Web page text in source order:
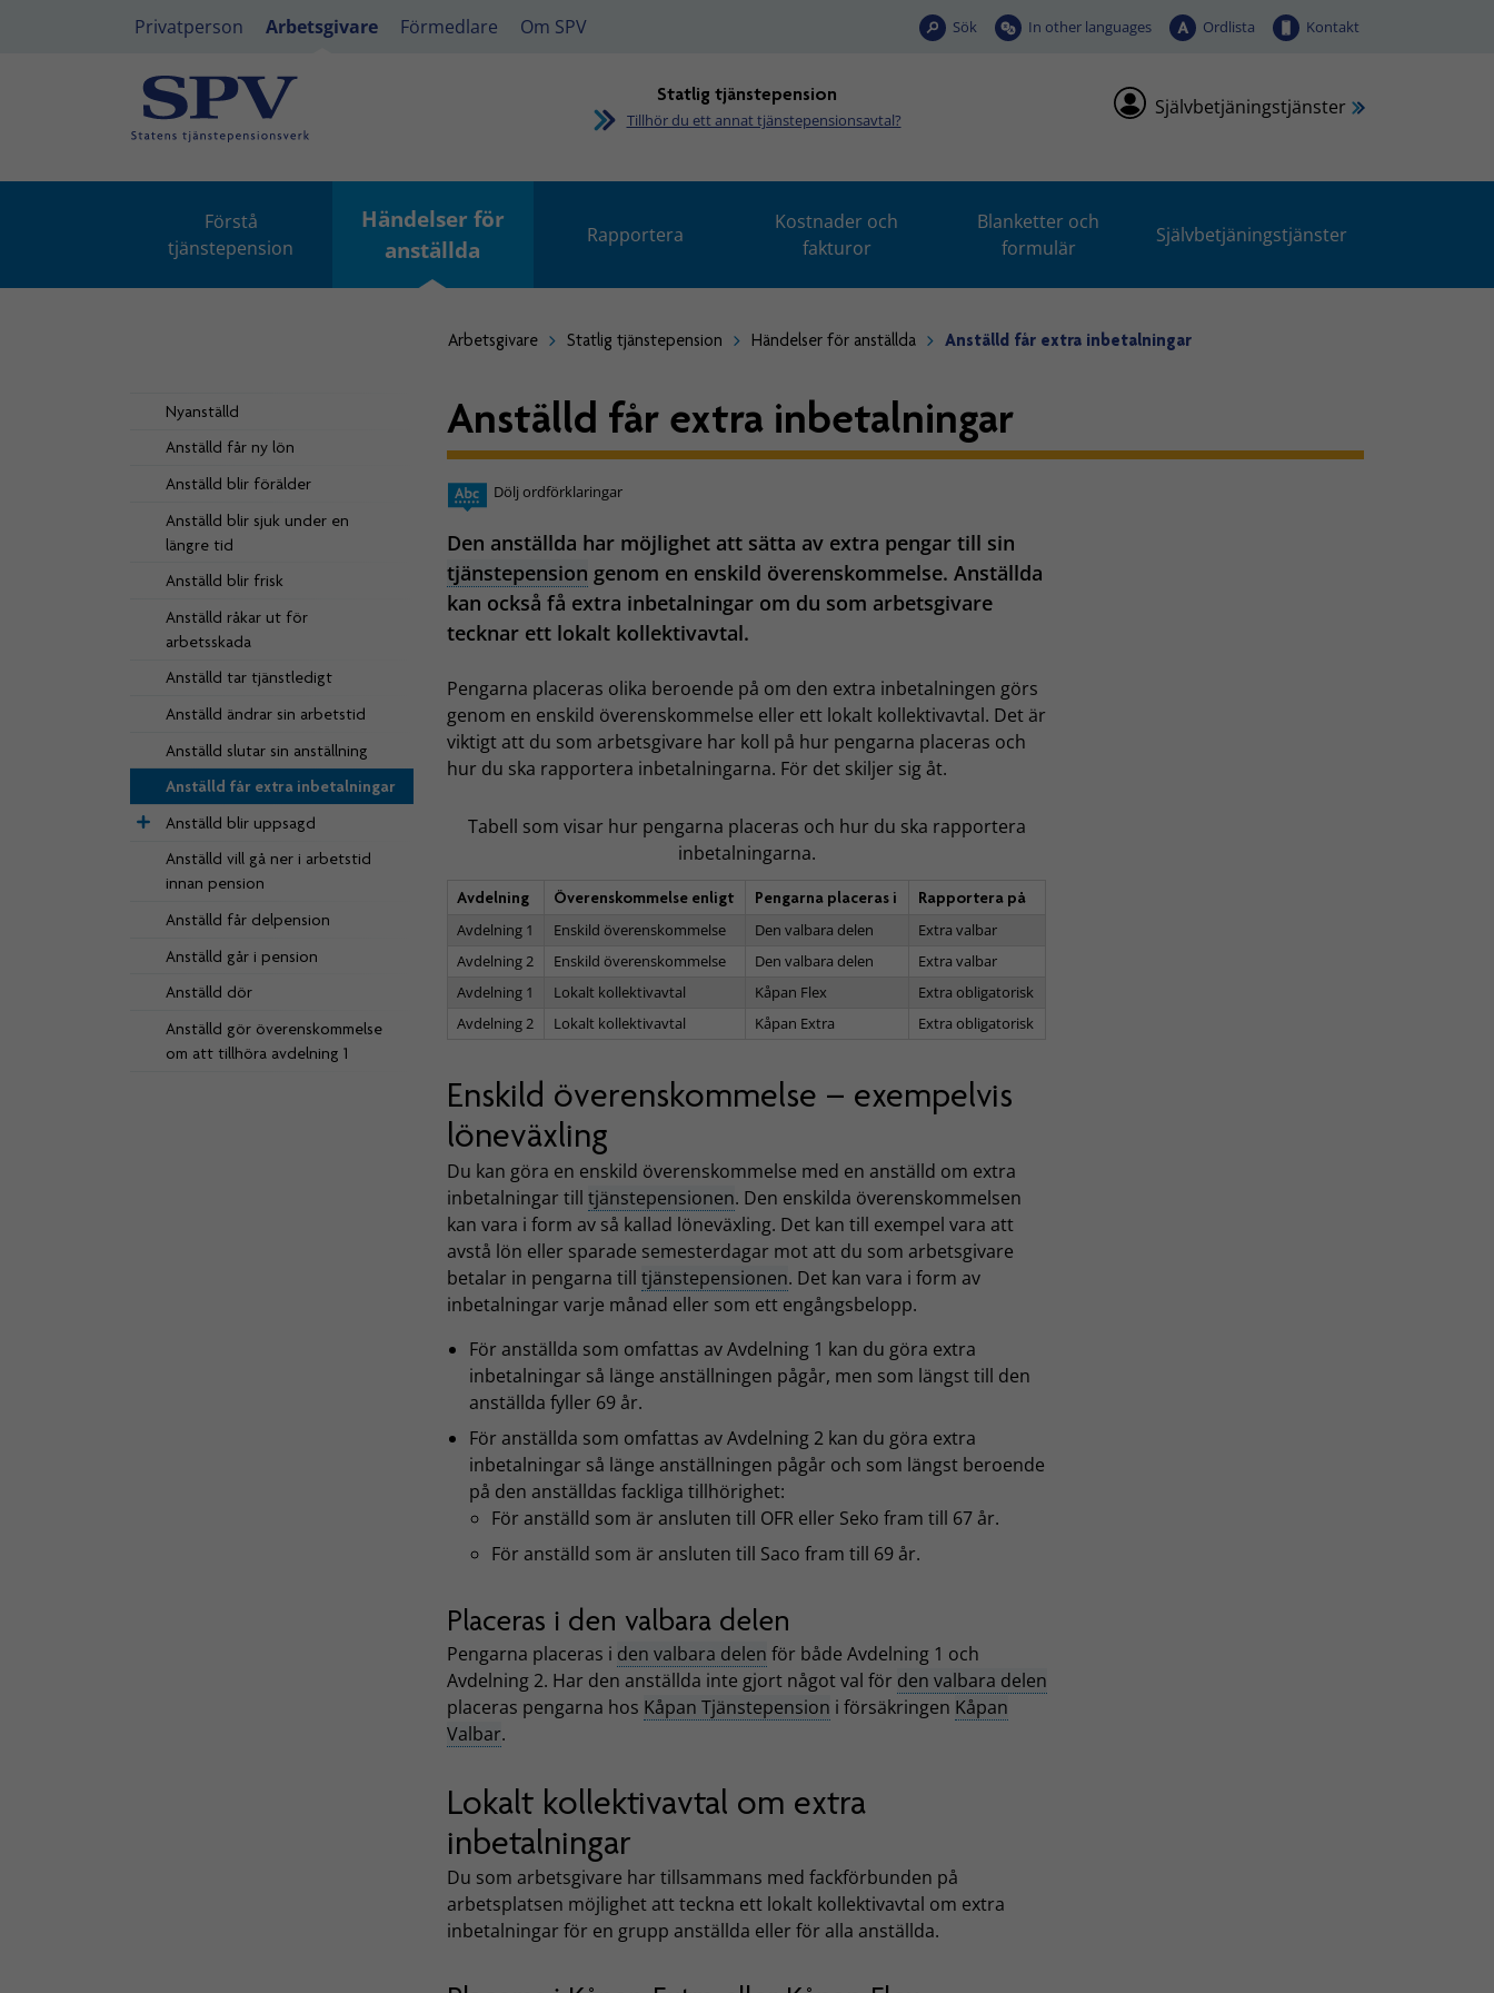
Privatperson Arbetsgivare Förmedlare Om SPV Sök In other languages Ordlista Kontakt
Statlig tjänstepension
Tillhör du ett annat tjänstepensionsavtal?
Självbetjäningstjänster
Förstå
tjänstepension
Händelser för
anställda
Rapportera
Kostnader och
fakturor
Blanketter och
formulär
Självbetjäningstjänster
Arbetsgivare Statlig tjänstepension Händelser för anställda Anställd får extra inbetalningar
Nyanställd
Anställd får ny lön
Anställd blir förälder
Anställd blir sjuk under en
längre tid
Anställd blir frisk
Anställd råkar ut för
arbetsskada
Anställd tar tjänstledigt
Anställd ändrar sin arbetstid
Anställd slutar sin anställning
Anställd får extra inbetalningar
Anställd blir uppsagd
Anställd vill gå ner i arbetstid
innan pension
Anställd får delpension
Anställd går i pension
Anställd dör
Anställd gör överenskommelse
om att tillhöra avdelning 1
Anställd får extra inbetalningar
Dölj ordförklaringar
Den anställda har möjlighet att sätta av extra pengar till sin
tjänstepension genom en enskild överenskommelse. Anställda
kan också få extra inbetalningar om du som arbetsgivare
tecknar ett lokalt kollektivavtal.
Pengarna placeras olika beroende på om den extra inbetalningen görs
genom en enskild överenskommelse eller ett lokalt kollektivavtal. Det är
viktigt att du som arbetsgivare har koll på hur pengarna placeras och
hur du ska rapportera inbetalningarna. För det skiljer sig åt.
Tabell som visar hur pengarna placeras och hur du ska rapportera
inbetalningarna.
Avdelning Överenskommelse enligt Pengarna placeras i
Rapportera på
Avdelning 1
Enskild överenskommelse Den valbara delen
Extra valbar
Avdelning 2
Enskild överenskommelse Den valbara delen
Extra valbar
Avdelning 1
Lokalt kollektivavtal Kåpan Flex
Extra obligatorisk
Avdelning 2
Lokalt kollektivavtal Kåpan Extra Extra obligatorisk
Enskild överenskommelse – exempelvis
löneväxling
Du kan göra en enskild överenskommelse med en anställd om extra
inbetalningar till tjänstepensionen. Den enskilda överenskommelsen
kan vara i form av så kallad löneväxling. Det kan till exempel vara att
avstå lön eller sparade semesterdagar mot att du som arbetsgivare
betalar in pengarna till tjänstepensionen. Det kan vara i form av
inbetalningar varje månad eller som ett engångsbelopp.
För anställda som omfattas av Avdelning 1 kan du göra extra
inbetalningar så länge anställningen pågår, men som längst till den
anställda fyller 69 år.
För anställda som omfattas av Avdelning 2 kan du göra extra
inbetalningar så länge anställningen pågår och som längst beroende
på den anställdas fackliga tillhörighet:
För anställd som är ansluten till OFR eller Seko fram till 67 år.
För anställd som är ansluten till Saco fram till 69 år.
Placeras i den valbara delen
Pengarna placeras i den valbara delen för både Avdelning 1 och
Avdelning 2. Har den anställda inte gjort något val för den valbara delen
placeras pengarna hos Kåpan Tjänstepension i försäkringen Kåpan
Valbar.
Lokalt kollektivavtal om extra
inbetalningar
Du som arbetsgivare har tillsammans med fackförbunden på
arbetsplatsen möjlighet att teckna ett lokalt kollektivavtal om extra
inbetalningar för en grupp anställda eller för alla anställda.